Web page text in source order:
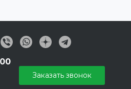
Заказать звонок